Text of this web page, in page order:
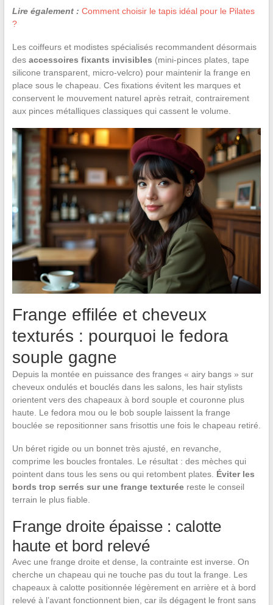
Lire également : Comment choisir le tapis idéal pour le Pilates
?
Les coiffeurs et modistes spécialisés recommandent désormais
des accessoires fixants invisibles (mini-pinces plates, tape
silicone transparent, micro-velcro) pour maintenir la frange en
place sous le chapeau. Ces fixations évitent les marques et
conservent le mouvement naturel après retrait, contrairement
aux pinces métalliques classiques qui cassent le volume.
Frange effilée et cheveux
texturés : pourquoi le fedora
souple gagne
Depuis la montée en puissance des franges « airy bangs » sur
cheveux ondulés et bouclés dans les salons, les hair stylists
orientent vers des chapeaux à bord souple et couronne plus
haute. Le fedora mou ou le bob souple laissent la frange
bouclée se repositionner sans frisottis une fois le chapeau retiré.
Un béret rigide ou un bonnet très ajusté, en revanche,
comprime les boucles frontales. Le résultat : des mèches qui
pointent dans tous les sens ou qui retombent plates. Éviter les
bords trop serrés sur une frange texturéereste le conseil
terrain le plus fiable.
Frange droite épaisse : calotte
haute et bord relevé
Avec une frange droite et dense, la contrainte est inverse. On
cherche un chapeau qui ne touche pas du tout la frange. Les
chapeaux à calotte positionnée légèrement en arrière et à bord
relevé à l’avant fonctionnent bien, car ils dégagent le front sans